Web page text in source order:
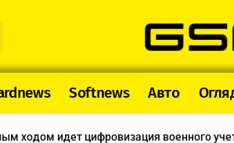
Softnews Авто
ходом идет цифровизация военного